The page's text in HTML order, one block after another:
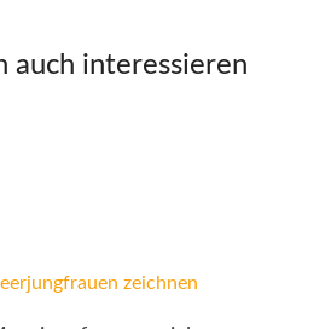
auch interessieren